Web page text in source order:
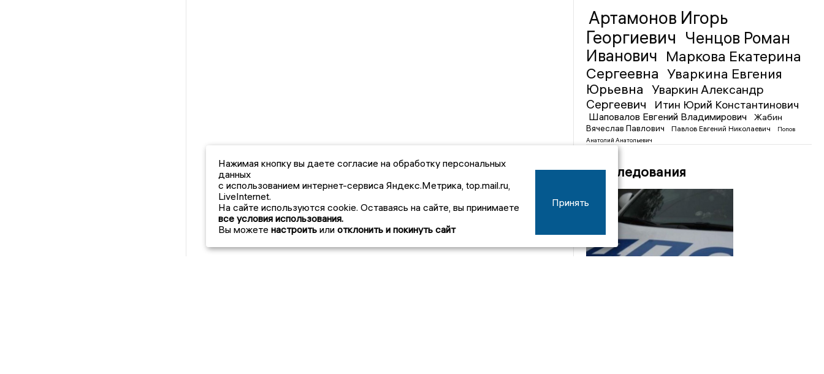
Артамонов Игорь
Георгиевич Ченцов Роман
Иванович Маркова Екатерина
Сергеевна Уваркина Евгения
Юрьевна
Уваркин Александр
Сергеевич
Итин Юрий Константинович
Шаповалов Евгений Владимирович
Жабин
Вячеслав Павлович
Павлов Евгений Николаевич
Попов
Анатолий Анатольевич
Расследования
Нажимая кнопку вы даете согласие на обработку персональных
данных
с использованием интернет-сервиса Яндекс.Метрика, top.mail.ru,
LiveInternet.
На сайте используются cookie. Оставаясь на сайте, вы принимаете
все условия использования.
Вы можете настроить или отклонить и покинуть сайт
Принять